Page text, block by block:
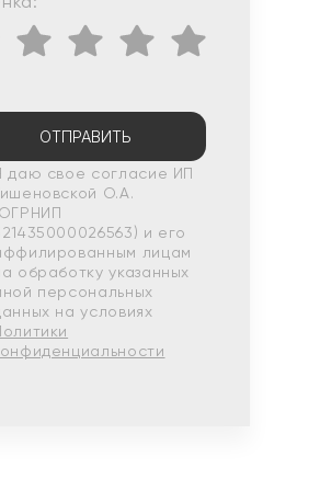
ОТПРАВИТЬ
даю свое согласие ИП
О.А.
и его
лицам
обработку указанных
персональных
на условиях